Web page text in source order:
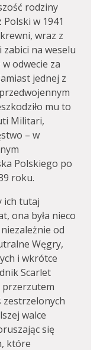
rodziny
w 1941
wraz z
na weselu
odwecie za
jednej z
mu to
Militari,
– w
Polskiego po
roku.
ich tutaj
ona była nieco
od
Węgry,
i wkrótce
Scarlet
przerzutem
zestrzelonych
walce
się
które